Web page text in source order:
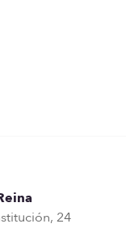
24